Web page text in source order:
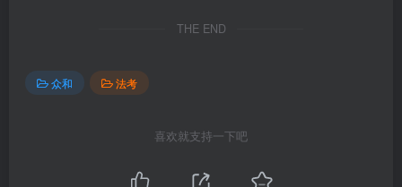
THE END
众和 法考
喜欢就支持一下吧